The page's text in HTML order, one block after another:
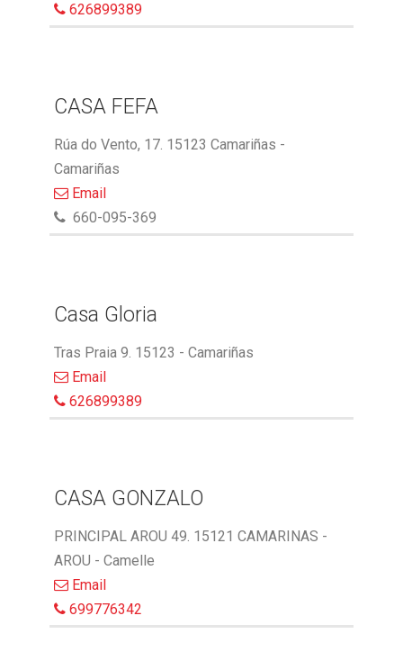
626899389
CASA FEFA
Rúa do Vento, 17. 15123 Camariñas -
Camariñas
Email
660-095-369
Casa Gloria
Tras Praia 9. 15123 - Camariñas
Email
626899389
CASA GONZALO
PRINCIPAL AROU 49. 15121 CAMARINAS -
AROU - Camelle
Email
699776342